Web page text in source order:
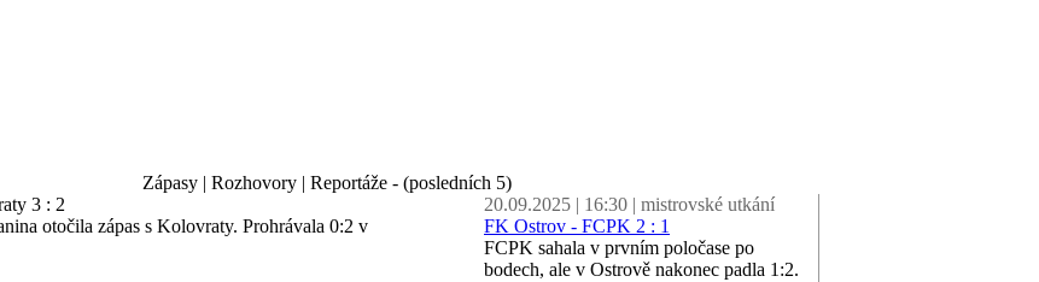
Zápasy | Rozhovory | Reportáže - (posledních 5)
3 : 2
otočila zápas s Kolovraty. Prohrávala 0:2 v
20.09.2025 | 16:30 | mistrovské utkání
FK Ostrov - FCPK 2 : 1
FCPK sahala v prvním poločase po
bodech, ale v Ostrově nakonec padla 1:2.